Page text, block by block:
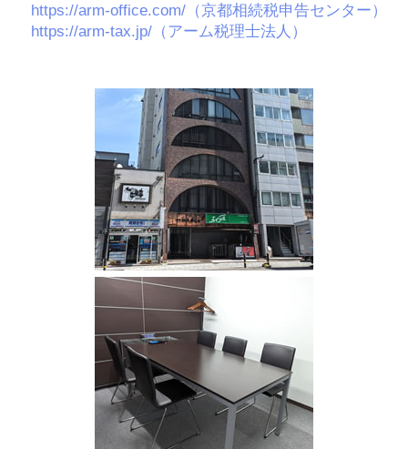
https://arm-office.com/（京都相続税申告センター）
https://arm-tax.jp/（アーム税理士法人）